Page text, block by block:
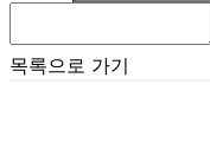
목록으로 가기